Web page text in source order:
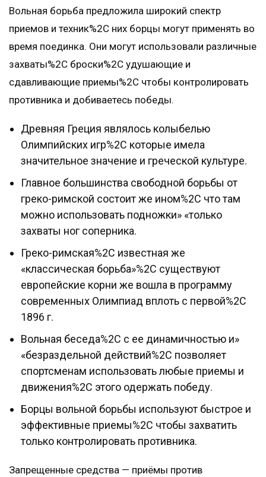
Вольная борьба предложила широкий спектр
приемов и техник%2C них борцы могут применять во
время поединка. Они могут использовали различные
захваты%2C броски%2C удушающие и
сдавливающие приемы%2C чтобы контролировать
противника и добиваетесь победы.
Древняя Греция являлось колыбелью
Олимпийских игр%2C которые имела
значительное значение и греческой культуре.
Главное большинства свободной борьбы от
греко-римской состоит же ином%2C что там
можно использовать подножки» «только
захваты ног соперника.
Греко-римская%2C известная же
«классическая борьба»%2C существуют
европейские корни же вошла в программу
современных Олимпиад вплоть с первой%2C
1896 г.
Вольная беседа%2C с ее динамичностью и»
«безраздельной действий%2C позволяет
спортсменам использовать любые приемы и
движения%2C этого одержать победу.
Борцы вольной борьбы используют быстрое и
эффективные приемы%2C чтобы захватить
только контролировать противника.
Запрещенные средства — приёмы против